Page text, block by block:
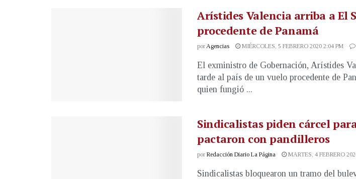
Arístides Valencia arriba a El
procedente de Panamá
por Agencias MIÉRCOLES, 5 FEBRERO 2020 2:04 PM
El exministro de Gobernación, Arístides
tarde al país de un vuelo procedente de
quien fungió ...
Sindicalistas piden cárcel
pactaron con pandilleros
por Redacción Diario La Página MARTES, 4 FEBRERO
Sindicalistas bloquearon un tramo del